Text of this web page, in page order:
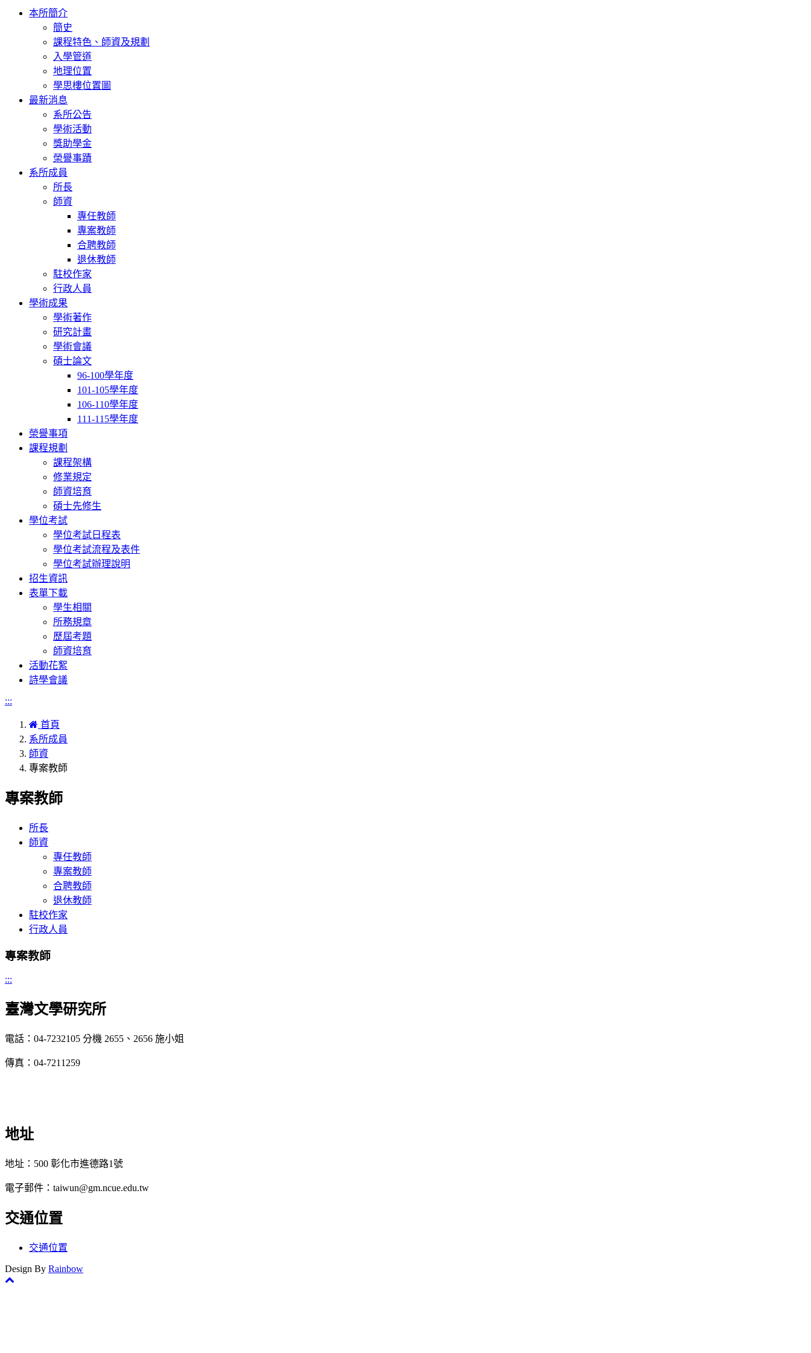
Toggle
navigation
本所簡介
簡史
課程特色、師資及規劃
入學管道
地理位置
學思樓位置圖
最新消息
系所公告
學術活動
獎助學金
榮譽事蹟
系所成員
所長
師資
專任教師
專案教師
合聘教師
退休教師
駐校作家
行政人員
學術成果
學術著作
研究計畫
學術會議
碩士論文
96-100學年度
101-105學年度
106-110學年度
111-115學年度
榮譽事項
課程規劃
課程架構
修業規定
師資培育
碩士先修生
學位考試
學位考試日程表
學位考試流程及表件
學位考試辦理說明
招生資訊
表單下載
學生相關
所務規章
歷屆考題
師資培育
活動花絮
詩學會議
:::
首頁
系所成員
師資
專案教師
專案教師
所長
師資
專任教師
專案教師
合聘教師
退休教師
駐校作家
行政人員
專案教師
:::
臺灣文學研究所
電話：04-7232105 分機 2655、2656 施小姐
傳真：04-7211259
地址
地址：500 彰化市進德路1號
電子郵件：taiwun@gm.ncue.edu.tw
交通位置
交通位置
Design By Rainbow